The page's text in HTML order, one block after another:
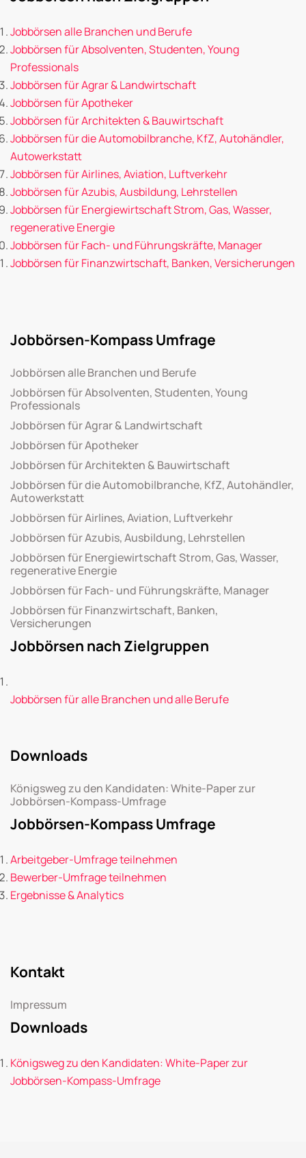
Jobbörsen alle Branchen und Berufe
Jobbörsen für Absolventen, Studenten, Young
Professionals
Jobbörsen für Agrar & Landwirtschaft
Jobbörsen für Apotheker
Jobbörsen für Architekten & Bauwirtschaft
Jobbörsen für die Automobilbranche, KfZ, Autohändler,
Autowerkstatt
Jobbörsen für Airlines, Aviation, Luftverkehr
Jobbörsen für Azubis, Ausbildung, Lehrstellen
Jobbörsen für Energiewirtschaft Strom, Gas, Wasser,
regenerative Energie
Jobbörsen für Fach- und Führungskräfte, Manager
Jobbörsen für Finanzwirtschaft, Banken, Versicherungen
Jobbörsen-Kompass Umfrage
Jobbörsen alle Branchen und Berufe
Jobbörsen für Absolventen, Studenten, Young
Professionals
Jobbörsen für Agrar & Landwirtschaft
Jobbörsen für Apotheker
Jobbörsen für Architekten & Bauwirtschaft
Jobbörsen für die Automobilbranche, KfZ, Autohändler,
Autowerkstatt
Jobbörsen für Airlines, Aviation, Luftverkehr
Jobbörsen für Azubis, Ausbildung, Lehrstellen
Jobbörsen für Energiewirtschaft Strom, Gas, Wasser,
regenerative Energie
Jobbörsen für Fach- und Führungskräfte, Manager
Jobbörsen für Finanzwirtschaft, Banken,
Versicherungen
Jobbörsen nach Zielgruppen
Jobbörsen für alle Branchen und alle Berufe
Downloads
Königsweg zu den Kandidaten: White-Paper zur
Jobbörsen-Kompass-Umfrage
Jobbörsen-Kompass Umfrage
Arbeitgeber-Umfrage teilnehmen
Bewerber-Umfrage teilnehmen
Ergebnisse & Analytics
Kontakt
Impressum
Downloads
Königsweg zu den Kandidaten: White-Paper zur
Jobbörsen-Kompass-Umfrage